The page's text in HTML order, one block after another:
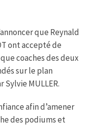
que Reynald
ont accepté de
coaches des deux
sur le plan
Sylvie MULLER.
afin d’amener
des podiums et